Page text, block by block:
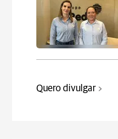
Quero divulgar